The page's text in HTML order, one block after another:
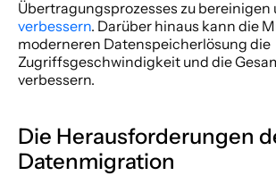
verbessern. Darüber hinaus kann die
moderneren Datenspeicherlösung die
Zugriffsgeschwindigkeit und die
verbessern.
Die Herausforderungen
Datenmigration